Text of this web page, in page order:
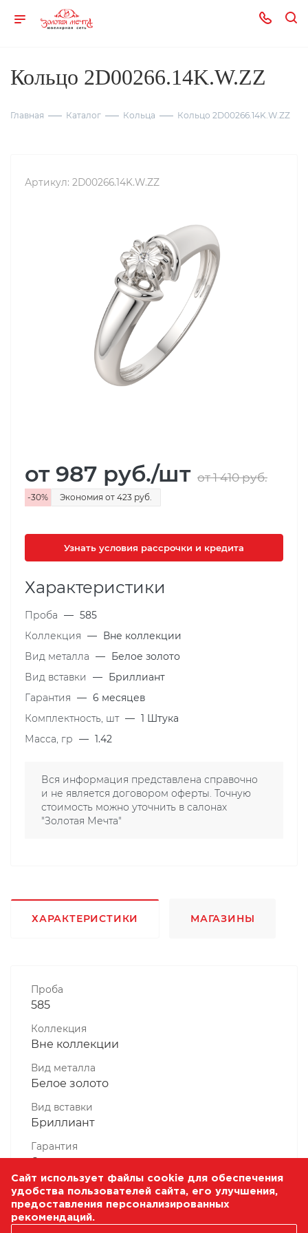
Кольцо 2D00266.14K.W.ZZ
Главная Каталог Кольца Кольцо 2D00266.14K.W.ZZ
Артикул: 2D00266.14K.W.ZZ
от 987 руб./шт от 1 410руб.
-30% Экономия от 423 руб.
Узнать условия рассрочки и кредита
Характеристики
Проба — 585
Коллекция — Вне коллекции
Вид металла — Белое золото
Вид вставки
— Бриллиант
Гарантия — 6 месяцев
Комплектность, шт — 1 Штука
Масса, гр — 1.42
Вся информация представлена справочно
и не является договором оферты. Точную
стоимость можно уточнить в салонах
"Золотая Мечта"
ХАРАКТЕРИСТИКИ МАГАЗИНЫ
Проба
585
Коллекция
Вне коллекции
Вид металла
Белое золото
Вид вставки
Бриллиант
Гарантия
6 месяцев
Комплектность, шт
1 Штука
Масса, гр
Сайт использует файлы cookie для обеспечения
удобства пользователей сайта, его улучшения,
предоставления персонализированных
рекомендаций.